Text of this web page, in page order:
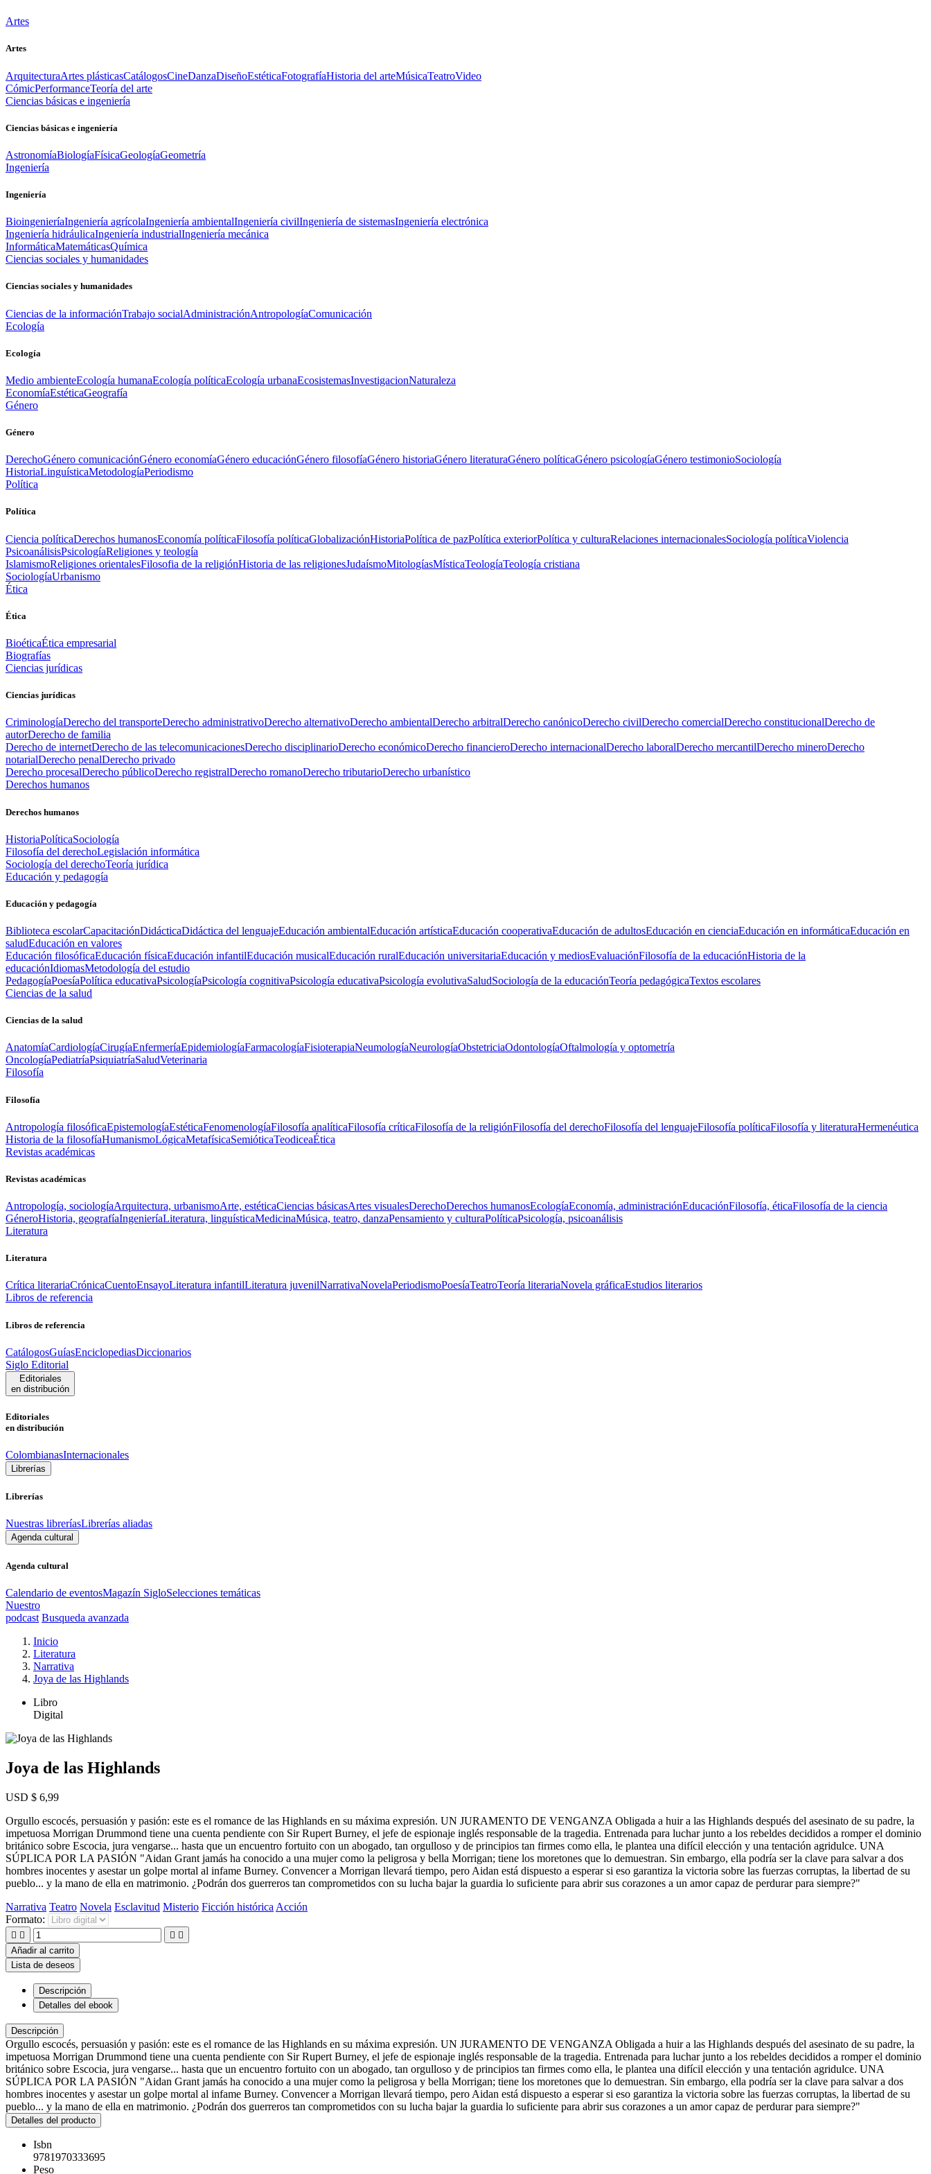
Artes
Artes
ArquitecturaArtes plásticasCatálogosCineDanzaDiseñoEstéticaFotografíaHistoria del arteMúsicaTeatroVideo
CómicPerformanceTeoría del arte
Ciencias básicas e ingeniería
Ciencias básicas e ingeniería
AstronomíaBiologíaFísicaGeologíaGeometría
Ingeniería
Ingeniería
BioingenieríaIngeniería agrícolaIngeniería ambientalIngeniería civilIngeniería de sistemasIngeniería electrónica
Ingeniería hidráulicaIngeniería industrialIngeniería mecánica
InformáticaMatemáticasQuímica
Ciencias sociales y humanidades
Ciencias sociales y humanidades
Ciencias de la informaciónTrabajo socialAdministraciónAntropologíaComunicación
Ecología
Ecología
Medio ambienteEcología humanaEcología políticaEcología urbanaEcosistemasInvestigacionNaturaleza
EconomíaEstéticaGeografía
Género
Género
DerechoGénero comunicaciónGénero economíaGénero educaciónGénero filosofíaGénero historiaGénero literaturaGénero políticaGénero psicologíaGénero testimonioSociología
HistoriaLinguísticaMetodologíaPeriodismo
Política
Política
Ciencia políticaDerechos humanosEconomía políticaFilosofía políticaGlobalizaciónHistoriaPolítica de pazPolítica exteriorPolítica y culturaRelaciones internacionalesSociología políticaViolencia
PsicoanálisisPsicologíaReligiones y teología
IslamismoReligiones orientalesFilosofia de la religiónHistoria de las religionesJudaísmoMitologíasMísticaTeologíaTeología cristiana
SociologíaUrbanismo
Ética
Ética
BioéticaÉtica empresarial
Biografías
Ciencias jurídicas
Ciencias jurídicas
CriminologíaDerecho del transporteDerecho administrativoDerecho alternativoDerecho ambientalDerecho arbitralDerecho canónicoDerecho civilDerecho comercialDerecho constitucionalDerecho de
autorDerecho de familia
Derecho de internetDerecho de las telecomunicacionesDerecho disciplinarioDerecho económicoDerecho financieroDerecho internacionalDerecho laboralDerecho mercantilDerecho mineroDerecho
notarialDerecho penalDerecho privado
Derecho procesalDerecho públicoDerecho registralDerecho romanoDerecho tributarioDerecho urbanístico
Derechos humanos
Derechos humanos
HistoriaPolíticaSociología
Filosofía del derechoLegislación informática
Sociología del derechoTeoría jurídica
Educación y pedagogía
Educación y pedagogía
Biblioteca escolarCapacitaciónDidácticaDidáctica del lenguajeEducación ambientalEducación artísticaEducación cooperativaEducación de adultosEducación en cienciaEducación en informáticaEducación en
saludEducación en valores
Educación filosóficaEducación físicaEducación infantilEducación musicalEducación ruralEducación universitariaEducación y mediosEvaluaciónFilosofía de la educaciónHistoria de la
educaciónIdiomasMetodología del estudio
PedagogíaPoesíaPolítica educativaPsicologíaPsicología cognitivaPsicología educativaPsicología evolutivaSaludSociología de la educaciónTeoría pedagógicaTextos escolares
Ciencias de la salud
Ciencias de la salud
AnatomíaCardiologíaCirugíaEnfermeríaEpidemiologíaFarmacologíaFisioterapiaNeumologíaNeurologíaObstetriciaOdontologíaOftalmología y optometría
OncologíaPediatríaPsiquiatríaSaludVeterinaria
Filosofía
Filosofía
Antropología filosóficaEpistemologíaEstéticaFenomenologíaFilosofía analíticaFilosofía críticaFilosofía de la religiónFilosofía del derechoFilosofía del lenguajeFilosofía políticaFilosofía y literaturaHermenéutica
Historia de la filosofíaHumanismoLógicaMetafísicaSemióticaTeodiceaÉtica
Revistas académicas
Revistas académicas
Antropología, sociologíaArquitectura, urbanismoArte, estéticaCiencias básicasArtes visualesDerechoDerechos humanosEcologíaEconomía, administraciónEducaciónFilosofía, éticaFilosofía de la ciencia
GéneroHistoria, geografíaIngenieríaLiteratura, linguísticaMedicinaMúsica, teatro, danzaPensamiento y culturaPolíticaPsicología, psicoanálisis
Literatura
Literatura
Crítica literariaCrónicaCuentoEnsayoLiteratura infantilLiteratura juvenilNarrativaNovelaPeriodismoPoesíaTeatroTeoría literariaNovela gráficaEstudios literarios
Libros de referencia
Libros de referencia
CatálogosGuíasEnciclopediasDiccionarios
Siglo Editorial
Editoriales
en distribución
Editoriales
en distribución
ColombianasInternacionales
Librerías
Librerías
Nuestras libreríasLibrerías aliadas
Agenda cultural
Agenda cultural
Calendario de eventosMagazín SigloSelecciones temáticas
Nuestro
podcast Busqueda avanzada
Inicio
Literatura
Narrativa
Joya de las Highlands
Libro
Digital
Joya de las Highlands
USD $ 6,99
Orgullo escocés, persuasión y pasión: este es el romance de las Highlands en su máxima expresión. UN JURAMENTO DE VENGANZA Obligada a huir a las Highlands después del asesinato de su padre, la
impetuosa Morrigan Drummond tiene una cuenta pendiente con Sir Rupert Burney, el jefe de espionaje inglés responsable de la tragedia. Entrenada para luchar junto a los rebeldes decididos a romper el dominio
británico sobre Escocia, jura vengarse... hasta que un encuentro fortuito con un abogado, tan orgulloso y de principios tan firmes como ella, le plantea una difícil elección y una tentación agridulce. UNA
SÚPLICA POR LA PASIÓN "Aidan Grant jamás ha conocido a una mujer como la peligrosa y bella Morrigan; tiene los moretones que lo demuestran. Sin embargo, ella podría ser la clave para salvara dos
hombres inocentes y asestar un golpe mortal al infame Burney. Convencer a Morrigan llevará tiempo, pero Aidan está dispuesto a esperar si eso garantiza la victoria sobre las fuerzas corruptas, la libertad de su
pueblo... y la mano de ella en matrimonio. ¿Podrán dos guerreros tan comprometidos con su lucha bajar la guardia lo suficiente para abrir sus corazones a un amor capaz de perdurar para siempre?"
Narrativa Teatro Novela Esclavitud Misterio Ficción histórica Acción
Formato:
   
Añadir al carrito
Lista de deseos
Descripción
Detalles del ebook
Descripción
Orgullo escocés, persuasión y pasión: este es el romance de las Highlands en su máxima expresión. UN JURAMENTO DE VENGANZA Obligada a huir a las Highlands después del asesinato de su padre, la
impetuosa Morrigan Drummond tiene una cuenta pendiente con Sir Rupert Burney, el jefe de espionaje inglés responsable de la tragedia. Entrenada para luchar junto a los rebeldes decididos a romper el dominio
británico sobre Escocia, jura vengarse... hasta que un encuentro fortuito con un abogado, tan orgulloso y de principios tan firmes como ella, le plantea una difícil elección y una tentación agridulce. UNA
SÚPLICA POR LA PASIÓN "Aidan Grant jamás ha conocido a una mujer como la peligrosa y bella Morrigan; tiene los moretones que lo demuestran. Sin embargo, ella podría ser la clave para salvar a dos
hombres inocentes y asestar un golpe mortal al infame Burney. Convencer a Morrigan llevará tiempo, pero Aidan está dispuesto a esperar si eso garantiza la victoria sobre las fuerzas corruptas, la libertad de su
pueblo... y la mano de ella en matrimonio. ¿Podrán dos guerreros tan comprometidos con su lucha bajar la guardia lo suficiente para abrir sus corazones a un amor capaz de perdurar para siempre?"
Detalles del producto
Isbn
9781970333695
Peso